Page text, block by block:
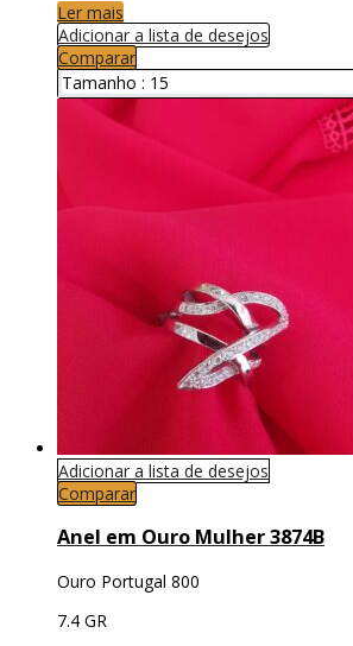
Ler mais
Adicionar a lista de desejos
Comparar
Tamanho : 15
Adicionar a lista de desejos
Comparar
Anel em Ouro Mulher 3874B
Ouro Portugal 800
7.4 GR